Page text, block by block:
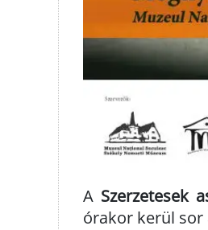
A Szerzetesek
órakor kerül sor